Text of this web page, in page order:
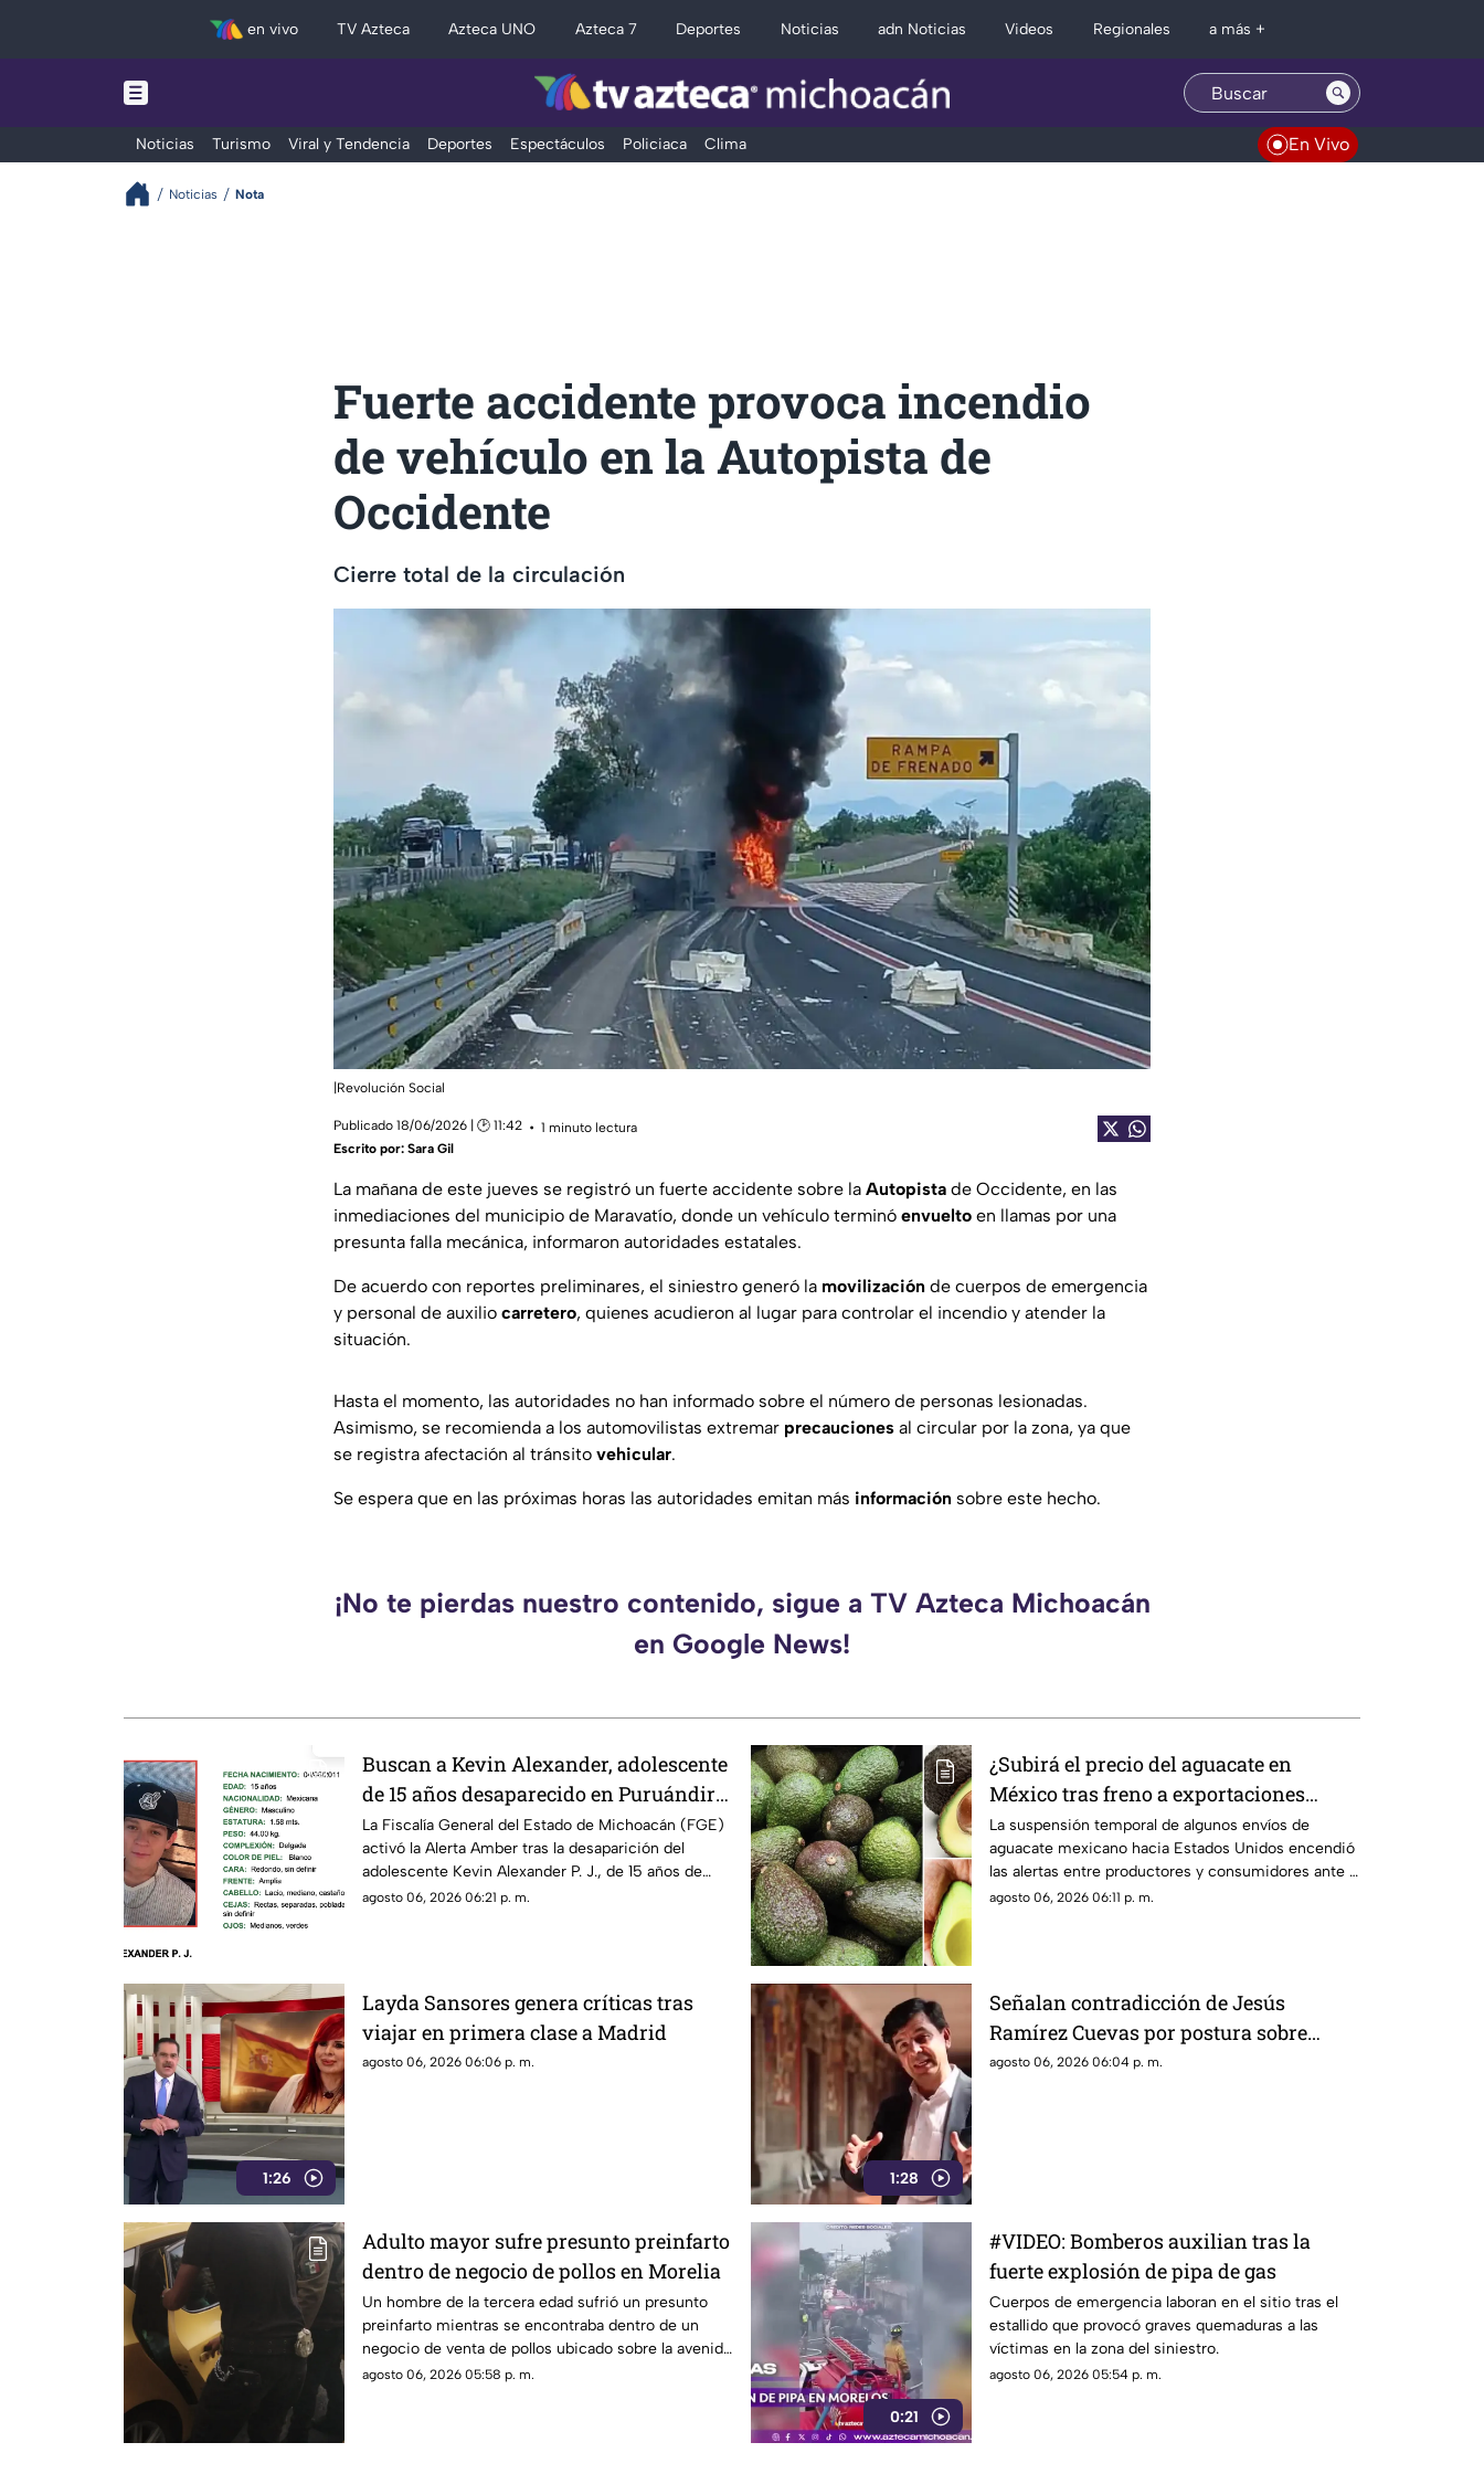
en vivo TV Azteca Azteca UNO Azteca 7 Deportes Noticias adn Noticias Videos Regionales a más +
Noticias Turismo Viral y Tendencia Deportes Espectáculos Policiaca Clima En Vivo
Noticias Nota
Fuerte accidente provoca incendio
de vehículo en la Autopista de
Occidente
Cierre total de la circulación
|Revolución Social
Publicado 18/06/2026 | 🕑 11:42
1 minuto lectura
Escrito por: Sara Gil
La mañana de este jueves se registró un fuerte accidente sobre la Autopista de Occidente, en las
inmediaciones del municipio de Maravatío, donde un vehículo terminó envuelto en llamas por una
presunta falla mecánica, informaron autoridades estatales.
De acuerdo con reportes preliminares, el siniestro generó la movilización de cuerpos de emergencia
y personal de auxilio carretero, quienes acudieron al lugar para controlar el incendio y atender la
situación.
Hasta el momento, las autoridades no han informado sobre el número de personas lesionadas.
Asimismo, se recomienda a los automovilistas extremar precauciones al circular por la zona, ya que
se registra afectación al tránsito vehicular.
Se espera que en las próximas horas las autoridades emitan más información sobre este hecho.
¡No te pierdas nuestro contenido, sigue a TV Azteca Michoacán
en Google News!
Buscan a Kevin Alexander, adolescente
de 15 años desaparecido en Puruándiro,
Michoacán; activan Alerta Amber
La Fiscalía General del Estado de Michoacán (FGE)
activó la Alerta Amber tras la desaparición del
adolescente Kevin Alexander P. J., de 15 años de
edad, quien fue visto por última vez el pasado 1 de
agosto 06, 2026 06:21 p. m.
¿Subirá el precio del aguacate en
México tras freno a exportaciones
hacia Estados Unidos?
La suspensión temporal de algunos envíos de
aguacate mexicano hacia Estados Unidos encendió
las alertas entre productores y consumidores ante la
posibilidad de un impacto en los precios del llamado
agosto 06, 2026 06:11 p. m.
1:26
Layda Sansores genera críticas tras
viajar en primera clase a Madrid
agosto 06, 2026 06:06 p. m.
1:28
Señalan contradicción de Jesús
Ramírez Cuevas por postura sobre
publicidad oficial y medios
agosto 06, 2026 06:04 p. m.
Adulto mayor sufre presunto preinfarto
dentro de negocio de pollos en Morelia
Un hombre de la tercera edad sufrió un presunto
preinfarto mientras se encontraba dentro de un
negocio de venta de pollos ubicado sobre la avenida
Lázaro Cárdenas, en Morelia, durante la tarde de
agosto 06, 2026 05:58 p. m.
0:21
#VIDEO: Bomberos auxilian tras la
fuerte explosión de pipa de gas
Cuerpos de emergencia laboran en el sitio tras el
estallido que provocó graves quemaduras a las
víctimas en la zona del siniestro.
agosto 06, 2026 05:54 p. m.